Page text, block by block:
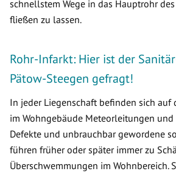
schnellstem Wege in das Hauptrohr
fließen zu lassen.
Rohr-Infarkt: Hier ist der
Pätow-Steegen gefragt!
In jeder Liegenschaft befinden sich auf
im Wohngebäude Meteorleitungen
Defekte und unbrauchbar gewordene
führen früher oder später immer zu
Überschwemmungen im Wohnbereich.